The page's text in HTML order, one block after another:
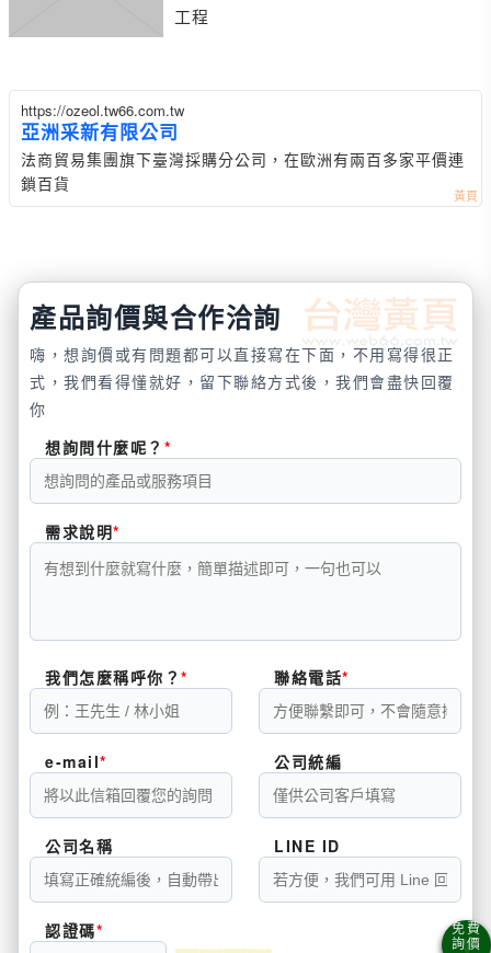
工程
https://ozeol.tw66.com.tw
亞洲采新有限公司
法商貿易集團旗下臺灣採購分公司，在歐洲有兩百多家平價連
鎖百貨
產品詢價與合作洽詢
嗨，想詢價或有問題都可以直接寫在下面，不用寫得很正
式，我們看得懂就好，留下聯絡方式後，我們會盡快回覆
你
想詢問什麼呢？
需求說明
我們怎麼稱呼你？ 聯絡電話
e-mail 公司統編
公司名稱 LINE ID
認證碼